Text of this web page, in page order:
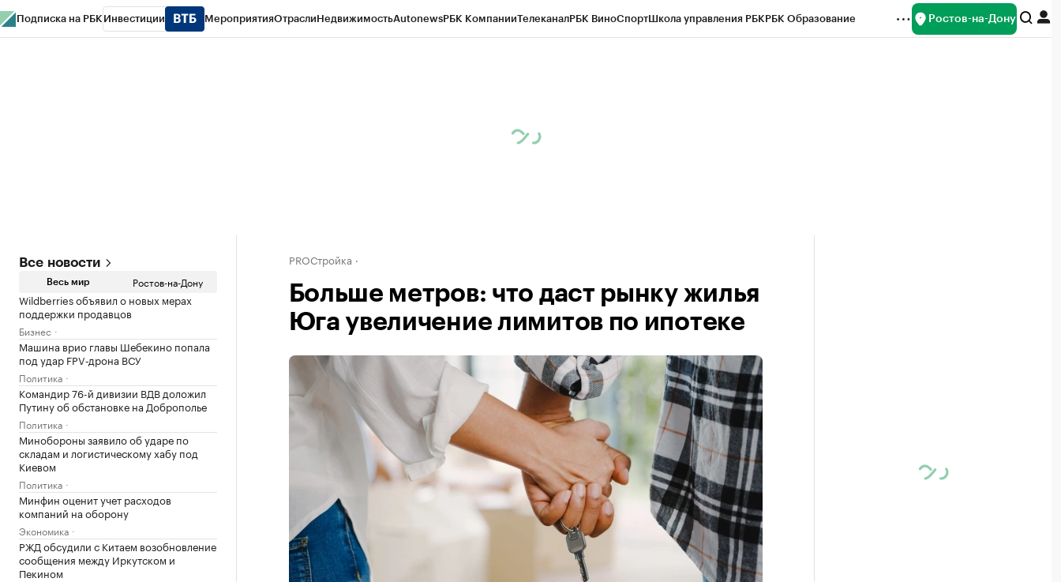
Подписка на РБК Инвестиции МероприятияОтраслиНедвижимостьAutonewsРБК КомпанииТелеканалРБК ВиноСпортШкола управления РБКРБК Образование Ростов-на-Дону
Все новости
Весь мир Ростов-на-Дону
Wildberries объявил о новых мерах
поддержки продавцов
Бизнес
Машина врио главы Шебекино попала
под удар FPV‑дрона ВСУ
Политика
Командир 76-й дивизии ВДВ доложил
Путину об обстановке на Доброполье
Политика
Минобороны заявило об ударе по
складам и логистическому хабу под
Киевом
Политика
Минфин оценит учет расходов
компаний на оборону
Экономика
РЖД обсудили с Китаем возобновление
сообщения между Иркутском и
Пекином
PROСтройка
Больше метров: что даст рынку жилья
Юга увеличение лимитов по ипотеке